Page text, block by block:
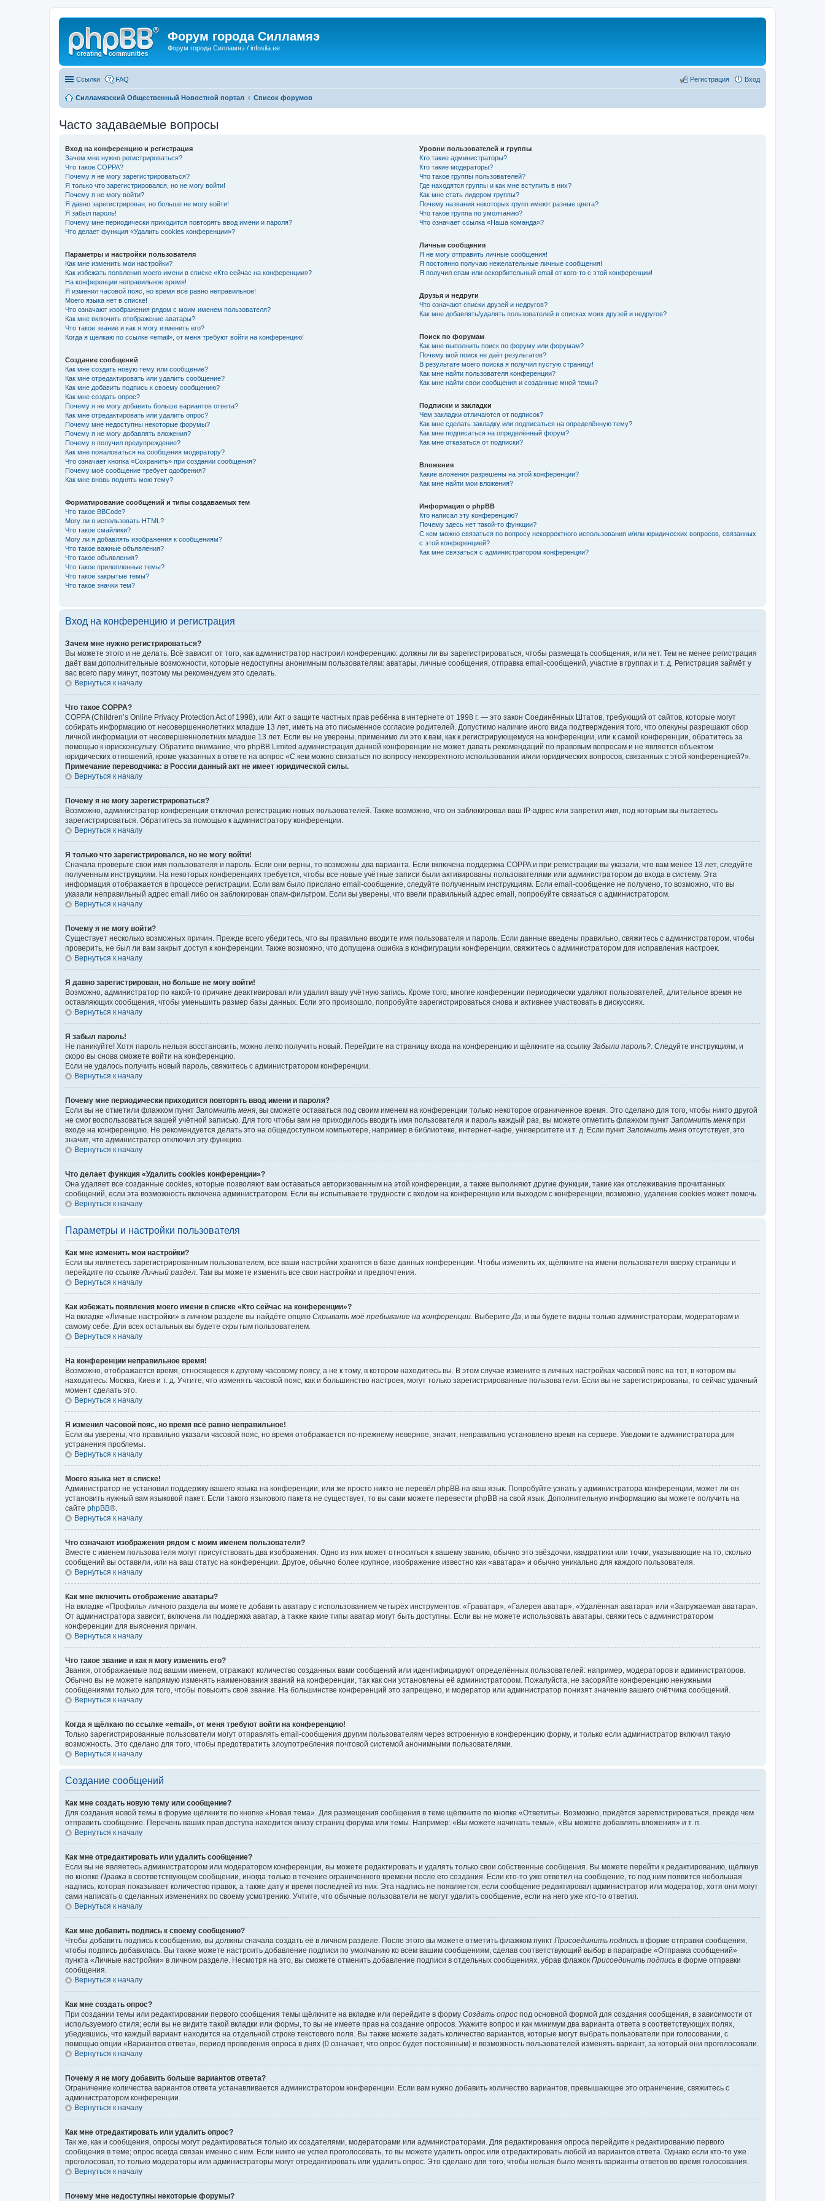
Форум города Силламяэ
Форум города Силламяэ / infosila.ee
Ссылки FAQ Вход
Регистрация
Силламяэский Общественный Новостной портал Список форумов
Часто задаваемые вопросы
Вход на конференцию и регистрация
Зачем мне нужно регистрироваться?
Что такое COPPA?
Почему я не могу зарегистрироваться?
Я только что зарегистрировался, но не могу войти!
Почему я не могу войти?
Я давно зарегистрирован, но больше не могу войти!
Я забыл пароль!
Почему мне периодически приходится повторять ввод имени и пароля?
Что делает функция «Удалить cookies конференции»?
Параметры и настройки пользователя
Как мне изменить мои настройки?
Как избежать появления моего имени в списке «Кто сейчас на конференции»?
На конференции неправильное время!
Я изменил часовой пояс, но время всё равно неправильное!
Моего языка нет в списке!
Что означают изображения рядом с моим именем пользователя?
Как мне включить отображение аватары?
Что такое звание и как я могу изменить его?
Когда я щёлкаю по ссылке «email», от меня требуют войти на конференцию!
Создание сообщений
Как мне создать новую тему или сообщение?
Как мне отредактировать или удалить сообщение?
Как мне добавить подпись к своему сообщению?
Как мне создать опрос?
Почему я не могу добавить больше вариантов ответа?
Как мне отредактировать или удалить опрос?
Почему мне недоступны некоторые форумы?
Почему я не могу добавлять вложения?
Почему я получил предупреждение?
Как мне пожаловаться на сообщения модератору?
Что означает кнопка «Сохранить» при создании сообщения?
Почему моё сообщение требует одобрения?
Как мне вновь поднять мою тему?
Форматирование сообщений и типы создаваемых тем
Что такое BBCode?
Могу ли я использовать HTML?
Что такое смайлики?
Могу ли я добавлять изображения к сообщениям?
Что такое важные объявления?
Что такое объявления?
Что такое прилепленные темы?
Что такое закрытые темы?
Что такое значки тем?
Уровни пользователей и группы
Кто такие администраторы?
Кто такие модераторы?
Что такое группы пользователей?
Где находятся группы и как мне вступить в них?
Как мне стать лидером группы?
Почему названия некоторых групп имеют разные цвета?
Что такое группа по умолчанию?
Что означает ссылка «Наша команда»?
Личные сообщения
Я не могу отправить личные сообщения!
Я постоянно получаю нежелательные личные сообщения!
Я получил спам или оскорбительный email от кого-то с этой конференции!
Друзья и недруги
Что означают списки друзей и недругов?
Как мне добавлять/удалять пользователей в списках моих друзей и недругов?
Поиск по форумам
Как мне выполнить поиск по форуму или форумам?
Почему мой поиск не даёт результатов?
В результате моего поиска я получил пустую страницу!
Как мне найти пользователя конференции?
Как мне найти свои сообщения и созданные мной темы?
Подписки и закладки
Чем закладки отличаются от подписок?
Как мне сделать закладку или подписаться на определённую тему?
Как мне подписаться на определённый форум?
Как мне отказаться от подписки?
Вложения
Какие вложения разрешены на этой конференции?
Как мне найти мои вложения?
Информация о phpBB
Кто написал эту конференцию?
Почему здесь нет такой-то функции?
С кем можно связаться по вопросу некорректного использования и/или юридических вопросов, связанных
с этой конференцией?
Как мне связаться с администратором конференции?
Вход на конференцию и регистрация
Зачем мне нужно регистрироваться?
Вы можете этого и не делать. Всё зависит от того, как администратор настроил конференцию: должны ли вы зарегистрироваться, чтобы размещать сообщения, или нет. Тем не менее регистрация
даёт вам дополнительные возможности, которые недоступны анонимным пользователям: аватары, личные сообщения, отправка email-сообщений, участие в группах и т. д. Регистрация займёт у
вас всего пару минут, поэтому мы рекомендуем это сделать.
Вернуться к началу
Что такое COPPA?
COPPA (Children’s Online Privacy Protection Act of 1998), или Акт о защите частных прав ребёнка в интернете от 1998 г. — это закон Соединённых Штатов, требующий от сайтов, которые могут
собирать информацию от несовершеннолетних младше 13 лет, иметь на это письменное согласие родителей. Допустимо наличие иного вида подтверждения того, что опекуны разрешают сбор
личной информации от несовершеннолетних младше 13 лет. Если вы не уверены, применимо ли это к вам, как к регистрирующемуся на конференции, или к самой конференции, обратитесь за
помощью к юрисконсульту. Обратите внимание, что phpBB Limited администрация данной конференции не может давать рекомендаций по правовым вопросам и не является объектом
юридических отношений, кроме указанных в ответе на вопрос «С кем можно связаться по вопросу некорректного использования и/или юридических вопросов, связанных с этой конференцией?».
Примечание переводчика: в России данный акт не имеет юридической силы.
Вернуться к началу
Почему я не могу зарегистрироваться?
Возможно, администратор конференции отключил регистрацию новых пользователей. Также возможно, что он заблокировал ваш IP-адрес или запретил имя, под которым вы пытаетесь
зарегистрироваться. Обратитесь за помощью к администратору конференции.
Вернуться к началу
Я только что зарегистрировался, но не могу войти!
Сначала проверьте свои имя пользователя и пароль. Если они верны, то возможны два варианта. Если включена поддержка COPPA и при регистрации вы указали, что вам менее 13 лет, следуйте
полученным инструкциям. На некоторых конференциях требуется, чтобы все новые учётные записи были активированы пользователями или администратором до входа в систему. Эта
информация отображается в процессе регистрации. Если вам было прислано email-сообщение, следуйте полученным инструкциям. Если email-сообщение не получено, то возможно, что вы
указали неправильный адрес email либо он заблокирован спам-фильтром. Если вы уверены, что ввели правильный адрес email, попробуйте связаться с администратором.
Вернуться к началу
Почему я не могу войти?
Существует несколько возможных причин. Прежде всего убедитесь, что вы правильно вводите имя пользователя и пароль. Если данные введены правильно, свяжитесь с администратором, чтобы
проверить, не был ли вам закрыт доступ к конференции. Также возможно, что допущена ошибка в конфигурации конференции, свяжитесь с администратором для исправления настроек.
Вернуться к началу
Я давно зарегистрирован, но больше не могу войти!
Возможно, администратор по какой-то причине деактивировал или удалил вашу учётную запись. Кроме того, многие конференции периодически удаляют пользователей, длительное время не
оставляющих сообщения, чтобы уменьшить размер базы данных. Если это произошло, попробуйте зарегистрироваться снова и активнее участвовать в дискуссиях.
Вернуться к началу
Я забыл пароль!
Не паникуйте! Хотя пароль нельзя восстановить, можно легко получить новый. Перейдите на страницу входа на конференцию и щёлкните на ссылку Забыли пароль? . Следуйте инструкциям, и
скоро вы снова сможете войти на конференцию.
Если не удалось получить новый пароль, свяжитесь с администратором конференции.
Вернуться к началу
Почему мне периодически приходится повторять ввод имени и пароля?
Если вы не отметили флажком пункт Запомнить меня , вы сможете оставаться под своим именем на конференции только некоторое ограниченное время. Это сделано для того, чтобы никто другой
не смог воспользоваться вашей учётной записью. Для того чтобы вам не приходилось вводить имя пользователя и пароль каждый раз, вы можете отметить флажком пункт Запомнить меня при
входе на конференцию. Не рекомендуется делать это на общедоступном компьютере, например в библиотеке, интернет-кафе, университете и т. д. Если пункт Запомнить меня отсутствует, это
значит, что администратор отключил эту функцию.
Вернуться к началу
Что делает функция «Удалить cookies конференции»?
Она удаляет все созданные cookies, которые позволяют вам оставаться авторизованным на этой конференции, а также выполняют другие функции, такие как отслеживание прочитанных
сообщений, если эта возможность включена администратором. Если вы испытываете трудности с входом на конференцию или выходом с конференции, возможно, удаление cookies может помочь.
Вернуться к началу
Параметры и настройки пользователя
Как мне изменить мои настройки?
Если вы являетесь зарегистрированным пользователем, все ваши настройки хранятся в базе данных конференции. Чтобы изменить их, щёлкните на имени пользователя вверху страницы и
перейдите по ссылке Личный раздел . Там вы можете изменить все свои настройки и предпочтения.
Вернуться к началу
Как избежать появления моего имени в списке «Кто сейчас на конференции»?
На вкладке «Личные настройки» в личном разделе вы найдёте опцию Скрывать моё пребывание на конференции . Выберите Да , и вы будете видны только администраторам, модераторам и
самому себе. Для всех остальных вы будете скрытым пользователем.
Вернуться к началу
На конференции неправильное время!
Возможно, отображается время, относящееся к другому часовому поясу, а не к тому, в котором находитесь вы. В этом случае измените в личных настройках часовой пояс на тот, в котором вы
находитесь: Москва, Киев и т. д. Учтите, что изменять часовой пояс, как и большинство настроек, могут только зарегистрированные пользователи. Если вы не зарегистрированы, то сейчас удачный
момент сделать это.
Вернуться к началу
Я изменил часовой пояс, но время всё равно неправильное!
Если вы уверены, что правильно указали часовой пояс, но время отображается по-прежнему неверное, значит, неправильно установлено время на сервере. Уведомите администратора для
устранения проблемы.
Вернуться к началу
Моего языка нет в списке!
Администратор не установил поддержку вашего языка на конференции, или же просто никто не перевёл phpBB на ваш язык. Попробуйте узнать у администратора конференции, может ли он
установить нужный вам языковой пакет. Если такого языкового пакета не существует, то вы сами можете перевести phpBB на свой язык. Дополнительную информацию вы можете получить на
сайте phpBB®.
Вернуться к началу
Что означают изображения рядом с моим именем пользователя?
Вместе с именем пользователя могут присутствовать два изображения. Одно из них может относиться к вашему званию, обычно это звёздочки, квадратики или точки, указывающие на то, сколько
сообщений вы оставили, или на ваш статус на конференции. Другое, обычно более крупное, изображение известно как «аватара» и обычно уникально для каждого пользователя.
Вернуться к началу
Как мне включить отображение аватары?
На вкладке «Профиль» личного раздела вы можете добавить аватару с использованием четырёх инструментов: «Граватар», «Галерея аватар», «Удалённая аватара» или «Загружаемая аватара».
От администратора зависит, включена ли поддержка аватар, а также какие типы аватар могут быть доступны. Если вы не можете использовать аватары, свяжитесь с администратором
конференции для выяснения причин.
Вернуться к началу
Что такое звание и как я могу изменить его?
Звания, отображаемые под вашим именем, отражают количество созданных вами сообщений или идентифицируют определённых пользователей: например, модераторов и администраторов.
Обычно вы не можете напрямую изменять наименования званий на конференции, так как они установлены её администратором. Пожалуйста, не засоряйте конференцию ненужными
сообщениями только для того, чтобы повысить своё звание. На большинстве конференций это запрещено, и модератор или администратор понизят значение вашего счётчика сообщений.
Вернуться к началу
Когда я щёлкаю по ссылке «email», от меня требуют войти на конференцию!
Только зарегистрированные пользователи могут отправлять email-сообщения другим пользователям через встроенную в конференцию форму, и только если администратор включил такую
возможность. Это сделано для того, чтобы предотвратить злоупотребления почтовой системой анонимными пользователями.
Вернуться к началу
Создание сообщений
Как мне создать новую тему или сообщение?
Для создания новой темы в форуме щёлкните по кнопке «Новая тема». Для размещения сообщения в теме щёлкните по кнопке «Ответить». Возможно, придётся зарегистрироваться, прежде чем
отправить сообщение. Перечень ваших прав доступа находится внизу страниц форума или темы. Например: «Вы можете начинать темы», «Вы можете добавлять вложения» и т. п.
Вернуться к началу
Как мне отредактировать или удалить сообщение?
Если вы не являетесь администратором или модератором конференции, вы можете редактировать и удалять только свои собственные сообщения. Вы можете перейти к редактированию, щёлкнув
по кнопке Правка в соответствующем сообщении, иногда только в течение ограниченного времени после его создания. Если кто-то уже ответил на сообщение, то под ним появится небольшая
надпись, которая показывает количество правок, а также дату и время последней из них. Эта надпись не появляется, если сообщение редактировал администратор или модератор, хотя они могут
сами написать о сделанных изменениях по своему усмотрению. Учтите, что обычные пользователи не могут удалить сообщение, если на него уже кто-то ответил.
Вернуться к началу
Как мне добавить подпись к своему сообщению?
Чтобы добавить подпись к сообщению, вы должны сначала создать её в личном разделе. После этого вы можете отметить флажком пункт Присоединить подпись в форме отправки сообщения,
чтобы подпись добавилась. Вы также можете настроить добавление подписи по умолчанию ко всем вашим сообщениям, сделав соответствующий выбор в параграфе «Отправка сообщений»
пункта «Личные настройки» в личном разделе. Несмотря на это, вы сможете отменить добавление подписи в отдельных сообщениях, убрав флажок Присоединить подпись в форме отправки
сообщения.
Вернуться к началу
Как мне создать опрос?
При создании темы или редактировании первого сообщения темы щёлкните на вкладке или перейдите в форму Создать опрос под основной формой для создания сообщения, в зависимости от
используемого стиля; если вы не видите такой вкладки или формы, то вы не имеете прав на создание опросов. Укажите вопрос и как минимум два варианта ответа в соответствующих полях,
убедившись, что каждый вариант находится на отдельной строке текстового поля. Вы также можете задать количество вариантов, которые могут выбрать пользователи при голосовании, с
помощью опции «Вариантов ответа», период проведения опроса в днях (0 означает, что опрос будет постоянным) и возможность пользователей изменять вариант, за который они проголосовали.
Вернуться к началу
Почему я не могу добавить больше вариантов ответа?
Ограничение количества вариантов ответа устанавливается администратором конференции. Если вам нужно добавить количество вариантов, превышающее это ограничение, свяжитесь с
администратором конференции.
Вернуться к началу
Как мне отредактировать или удалить опрос?
Так же, как и сообщения, опросы могут редактироваться только их создателями, модераторами или администраторами. Для редактирования опроса перейдите к редактированию первого
сообщения в теме; опрос всегда связан именно с ним. Если никто не успел проголосовать, то вы можете удалить опрос или отредактировать любой из вариантов ответа. Однако если кто-то уже
проголосовал, то только модераторы или администраторы могут отредактировать или удалить опрос. Это сделано для того, чтобы нельзя было менять варианты ответов во время голосования.
Вернуться к началу
Почему мне недоступны некоторые форумы?